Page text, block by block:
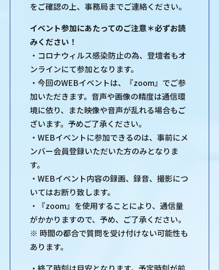
をご確認の上、事務局までご連絡ください。
イベント参加にあたってのご注意＊必ずお読
みください！
・コロナウィルス感染防止の為、登壇者もオ
ンラインにて参加となります。
・今回のWEBイベントは、『zoom』でご参
加いただきます。音声や画像の精度は通信環
境に依り、また映像や音声が乱れる場合もご
ざいます。予めご了承ください。
・WEBイベントに参加できるのは、事前にメ
ンバー会員登録いただいた方のみとなりま
す。
・WEBイベント内容の録画、録音、撮影につ
いてはお断り致します。
・『zoom』を使用することにより、通信量
がかかりますので、予め、ご了承ください。
※ 時間の都合で質問を受け付けない可能性も
あります。